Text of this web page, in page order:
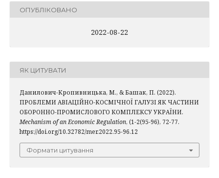
ОПУБЛІКОВАНО
2022-08-22
ЯК ЦИТУВАТИ
Данилович-Кропивницька, М., & Башак, П. (2022).
ПРОБЛЕМИ АВІАЦІЙНО-КОСМІЧНОЇ ГАЛУЗІ ЯК ЧАСТИНИ
ОБОРОННО-ПРОМИСЛОВОГО КОМПЛЕКСУ УКРАЇНИ.
Mechanism of an Economic Regulation, (1-2(95-96), 72-77.
https://doi.org/10.32782/mer.2022.95-96.12
Формати цитування